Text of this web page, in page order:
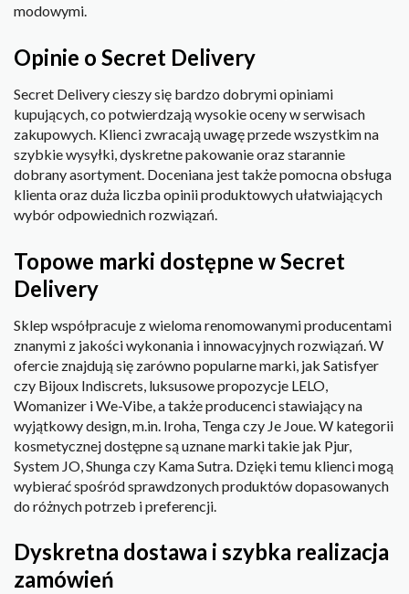
modowymi.
Opinie o Secret Delivery
Secret Delivery cieszy się bardzo dobrymi opiniami
kupujących, co potwierdzają wysokie oceny w serwisach
zakupowych. Klienci zwracają uwagę przede wszystkim na
szybkie wysyłki, dyskretne pakowanie oraz starannie
dobrany asortyment. Doceniana jest także pomocna obsługa
klienta oraz duża liczba opinii produktowych ułatwiających
wybór odpowiednich rozwiązań.
Topowe marki dostępne w Secret
Delivery
Sklep współpracuje z wieloma renomowanymi producentami
znanymi z jakości wykonania i innowacyjnych rozwiązań. W
ofercie znajdują się zarówno popularne marki, jak Satisfyer
czy Bijoux Indiscrets, luksusowe propozycje LELO,
Womanizer i We-Vibe, a także producenci stawiający na
wyjątkowy design, m.in. Iroha, Tenga czy Je Joue. W kategorii
kosmetycznej dostępne są uznane marki takie jak Pjur,
System JO, Shunga czy Kama Sutra. Dzięki temu klienci mogą
wybierać spośród sprawdzonych produktów dopasowanych
do różnych potrzeb i preferencji.
Dyskretna dostawa i szybka realizacja
zamówień